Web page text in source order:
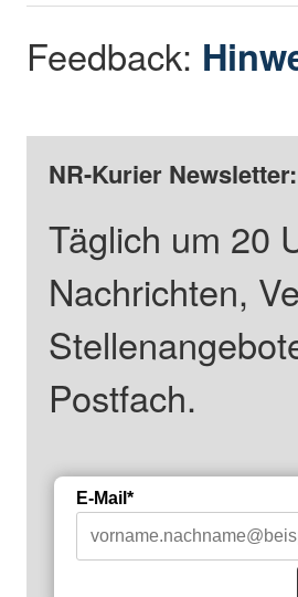
Feedback:
NR-Kurier
Täglich um 20
Nachrichten,
Postfach.
E-Mail*